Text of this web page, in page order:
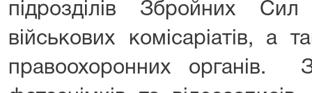
підрозділів Збройних
військових комісаріатів, а
правоохоронних органів.